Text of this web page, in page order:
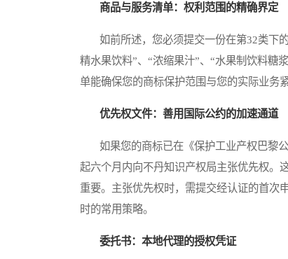
商品与服务清单：权利范围的精确界定
如前所述，您必须提交一份在第32类下的
精水果饮料”、“浓缩果汁”、“水果制饮料糖
单能确保您的商标保护范围与您的实际业务
优先权文件：善用国际公约的加速通道
如果您的商标已在《保护工业产权巴黎公
起六个月内向不丹知识产权局主张优先权。
重要。主张优先权时，需提交经认证的首次
时的常用策略。
委托书：本地代理的授权凭证